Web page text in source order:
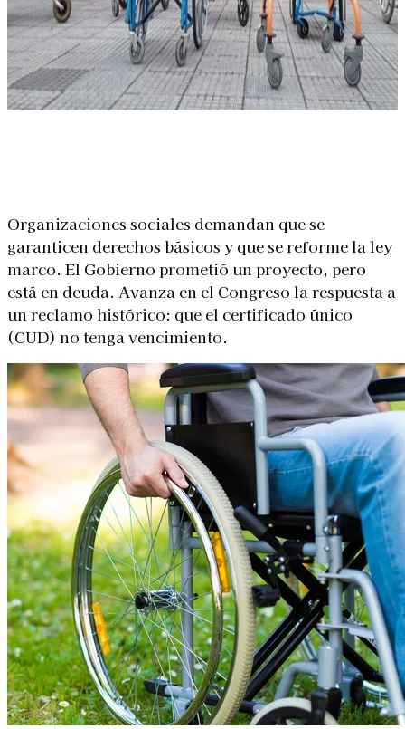
Organizaciones sociales demandan que se
garanticen derechos básicos y que se reforme la ley
marco. El Gobierno prometió un proyecto, pero
está en deuda. Avanza en el Congreso la respuesta a
un reclamo histórico: que el certificado único
(CUD) no tenga vencimiento.